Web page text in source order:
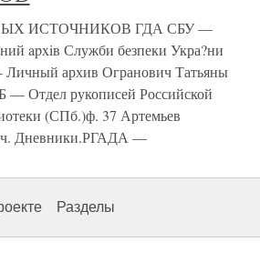
ИСТОЧНИКОВ ГДА СБУ —
apxiв Служби безпеки Укра?ни
архив Огранович Татьяны
Отдел рукописей Российской
(СПб.)ф. 37 Артемьев
Дневники.РГАДА —
Разделы